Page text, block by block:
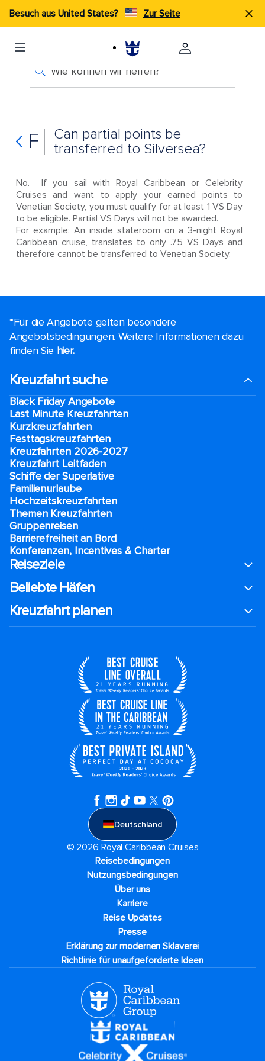
Besuch aus United States? Zur Seite
Wie können wir helfen?
F
Can partial points be
transferred to Silversea?
No. If you sail with Royal Caribbean or Celebrity
Cruises and want to apply your earned points to
Venetian Society, you must qualify for at least 1 VS Day
to be eligible. Partial VS Days will not be awarded.
For example: An inside stateroom on a 3-night Royal
Caribbean cruise, translates to only .75 VS Days and
therefore cannot be transferred to Venetian Society.
*Für die Angebote gelten besondere
Angebotsbedingungen. Weitere Informationen dazu
finden Sie hier..
Kreuzfahrt suche
Black Friday Angebote
Last Minute Kreuzfahrten
Kurzkreuzfahrten​
Festtagskreuzfahrten​
Kreuzfahrten 2026-2027
Kreuzfahrt Leitfaden
Schiffe der Superlative
Familienurlaube​
Hochzeitskreuzfahrten
Themen Kreuzfahrten
Gruppenreisen
Barrierefreiheit an Bord​
Konferenzen, Incentives & Charter
Reiseziele
Beliebte Häfen
Kreuzfahrt planen
Deutschland
© 2026 Royal Caribbean Cruises
Reisebedingungen
Nutzungsbedingungen
Über uns
Karriere​
Reise Updates​
Presse
Erklärung zur modernen Sklaverei
Richtlinie für unaufgeforderte Ideen